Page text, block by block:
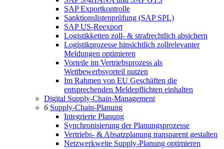
SAP Exportkontrolle
Sanktionslistenprüfung (SAP SPL)
SAP US-Reexport
Logistikketten zoll- & strafrechtlich absichern
Logistikprozesse hinsichtlich zollrelevanter
Meldungen optimieren
Vorteile im Vertriebsprozess als
Wettbewerbsvorteil nutzen
Im Rahmen von EU Geschäften die
entsprechenden Meldepflichten einhalten
Digital Supply-Chain-Management
6 Supply-Chain-Planung
Integrierte Planung
Synchronisierung der Planungsprozesse
Vertriebs- & Absatzplanung transparent gestalten
Netzwerkweite Supply-Planung optimieren